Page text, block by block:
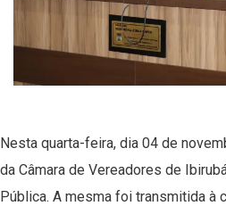
Nesta quarta-feira, dia 04 de
da Câmara de Vereadores de
Pública. A mesma foi transmitida à